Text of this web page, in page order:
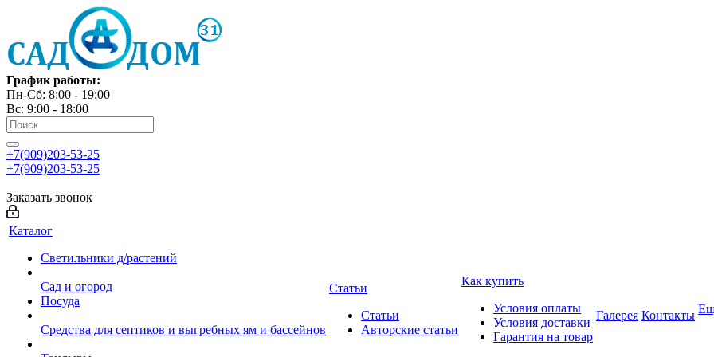
График работы:
Пн-Сб: 8:00 - 19:00
Вс: 9:00 - 18:00
+7(909)203-53-25
+7(909)203-53-25
Заказать звонок
Каталог
Светильники д/растений
Сад и огород
Посуда
Средства для септиков и выгребных ям и бассейнов
Статьи
Статьи
Авторские статьи
Как купить
Условия оплаты
Условия доставки
Гарантия на товар
Галерея Контакты